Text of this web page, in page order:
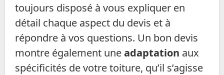
toujours disposé à vous expliquer en
détail chaque aspect du devis et à
répondre à vos questions. Un bon devis
montre également uneadaptation aux
spécificités de votre toiture, qu’il s’agisse